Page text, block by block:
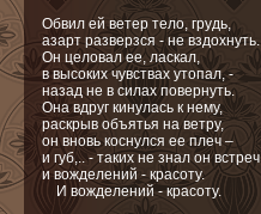
Обвил ей ветер тело, грудь,
азарт разверзся - не вздохнуть.
Он целовал ее, ласкал,
в высоких чувствах утопал, -
назад не в силах повернуть.
Она вдруг кинулась к нему,
раскрыв объятья на ветру,
он вновь коснулся ее плеч –
и губ,.. - таких не знал он встреч
и вожделений - красоту.
И вожделений - красоту.